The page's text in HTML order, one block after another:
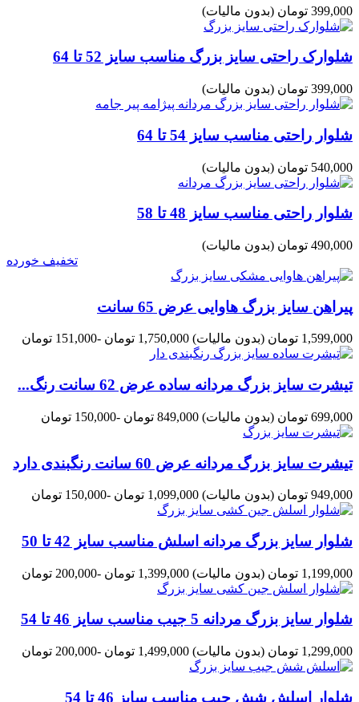
399,000 تومان (بدون مالیات)
شلوارک راحتی سایز بزرگ مناسب سایز 52 تا 64
399,000 تومان (بدون مالیات)
شلوار راحتی مناسب سایز 54 تا 64
540,000 تومان (بدون مالیات)
شلوار راحتی مناسب سایز 48 تا 58
490,000 تومان
(بدون مالیات)
تخفیف خورده
پیراهن سایز بزرگ هاوایی عرض 65 سانت
1,599,000 تومان (بدون مالیات) 1,750,000 تومان -151,000 تومان
تیشرت سایز بزرگ مردانه ساده عرض 62 سانت رنگ...
699,000 تومان (بدون مالیات) 849,000 تومان -150,000 تومان
تیشرت سایز بزرگ مردانه عرض 60 سانت رنگبندی دارد
949,000 تومان (بدون مالیات) 1,099,000 تومان -150,000 تومان
شلوار سایز بزرگ مردانه اسلش مناسب سایز 42 تا 50
1,199,000 تومان (بدون مالیات) 1,399,000 تومان -200,000 تومان
شلوار سایز بزرگ مردانه 5 جیب مناسب سایز 46 تا 54
1,299,000 تومان (بدون مالیات) 1,499,000 تومان -200,000 تومان
شلوار اسلش شش جیب مناسب سایز 46 تا 54